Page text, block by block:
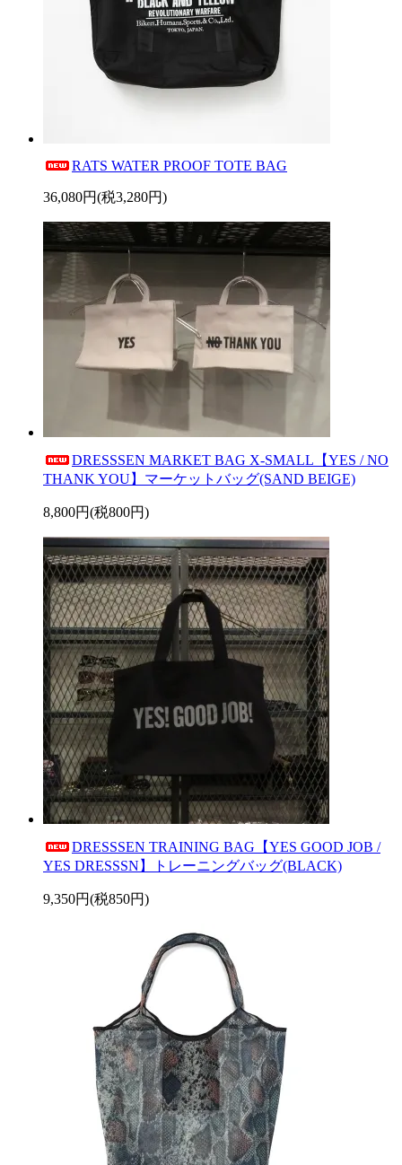
RATS WATER PROOF TOTE BAG
36,080円(税3,280円)
DRESSSEN MARKET BAG X-SMALL【YES / NO
THANK YOU】マーケットバッグ(SAND BEIGE)
8,800円(税800円)
DRESSSEN TRAINING BAG【YES GOOD JOB /
YES DRESSSN】トレーニングバッグ(BLACK)
9,350円(税850円)